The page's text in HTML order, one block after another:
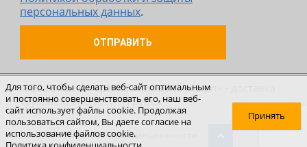
персональных данных.
ОТПРАВИТЬ
© 2026 Транспортная компания «Шерл» - доставка
грузов по России и за рубеж
Политика конфиденциальности
Для того, чтобы сделать веб-сайт оптимальным
и постоянно совершенствовать его, наш веб-
сайт использует файлы cookie. Продолжая
пользоваться сайтом, Вы даете согласие на
использование файлов cookie.
Принять